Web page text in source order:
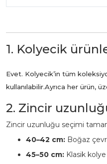
1. Kolyecik
Evet. Kolyecik’in tüm
kullanılabilir.Ayrıca her ürün,
2. Zincir
Zincir uzunluğu seçimi
40–42 cm: Boğaz
45–50 cm: Klasik